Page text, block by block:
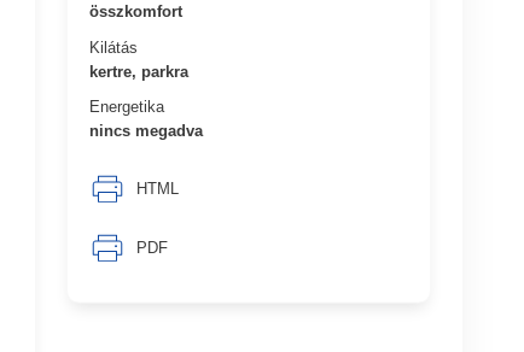
összkomfort
Kilátás
kertre, parkra
Energetika
nincs megadva
HTML
PDF